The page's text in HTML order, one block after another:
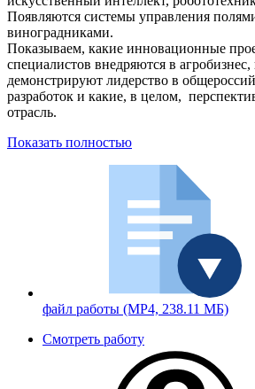
Появляются системы управления
виноградниками.
Показываем, какие инновационные
специалистов внедряются в
демонстрируют лидерство в
разработок и какие, в целом,
отрасль.
Показать полностью
файл работы (MP4, 238.11 МБ)
Смотреть работу